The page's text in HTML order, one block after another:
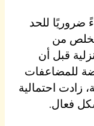
ضروريًا للحد
من
قبل أن
للمضاعفات
زادت احتمالية
فعال.